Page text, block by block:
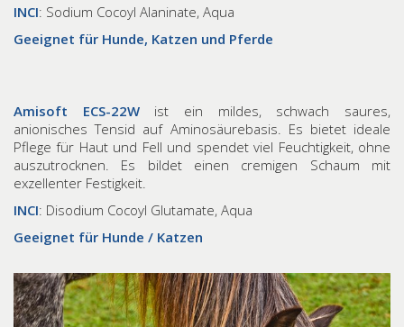
INCI: Sodium Cocoyl Alaninate, Aqua
Geeignet für Hunde, Katzen und Pferde
Amisoft ECS-22W ist ein mildes, schwach saures,
anionisches Tensid auf Aminosäurebasis. Es bietet ideale
Pflege für Haut und Fell und spendet viel Feuchtigkeit, ohne
auszutrocknen. Es bildet einen cremigen Schaum mit
exzellenter Festigkeit.
INCI: Disodium Cocoyl Glutamate, Aqua
Geeignet für Hunde / Katzen